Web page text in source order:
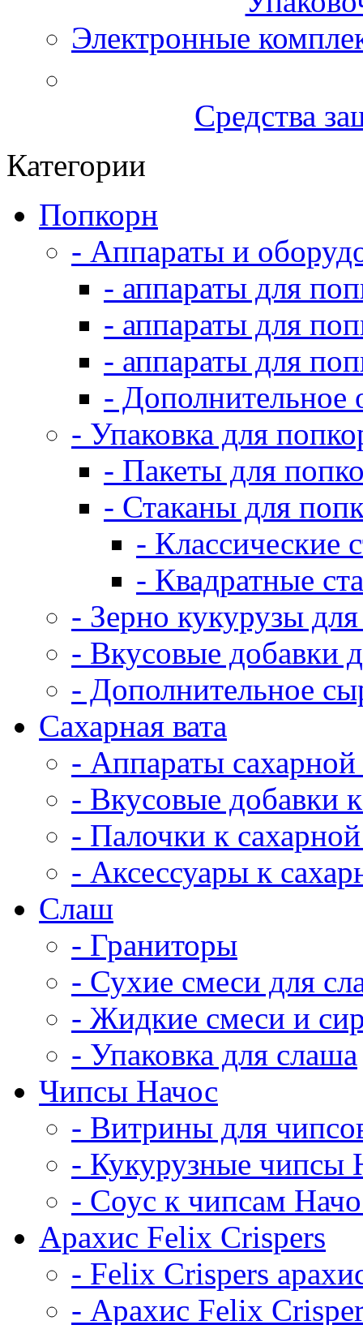
Электронные
Средства
Категории
Попкорн
- Аппараты и
- аппараты для
- аппараты для
- аппараты для
- Дополнительное
- Упаковка для
- Пакеты для
- Стаканы для
- Классические
- Квадратные
- Зерно кукурузы
- Вкусовые добавки
- Дополнительное
Сахарная вата
- Аппараты сахарной
- Вкусовые добавки
- Палочки к сахарной
- Аксессуары к
Cлаш
- Граниторы
- Сухие смеси для
- Жидкие смеси и
- Упаковка для слаша
Чипсы Начос
- Витрины для
- Кукурузные чипсы
- Соус к чипсам
Арахис Felix Crispers
- Felix Crispers
- Арахис Felix